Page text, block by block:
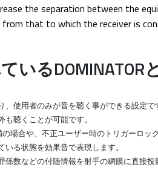
the separation between the
that to which the receiver is
いるDOMINATOR
使用者のみが音を聴く事ができる設定
聴くことが可能です。
場合や、不正ユーザー時のトリガーロッ
る状態を効果音で表現します。
数などの付随情報を射手の網膜に直接